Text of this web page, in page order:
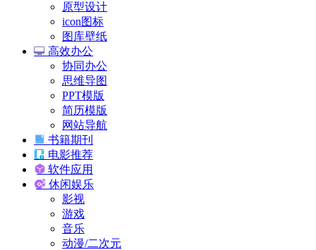
原型设计
icon图标
图库壁纸
高效办公
协同办公
思维导图
PPT模版
简历模版
网站导航
书籍期刊
电影推荐
软件应用
休闲娱乐
影视
游戏
音乐
动漫/二次元